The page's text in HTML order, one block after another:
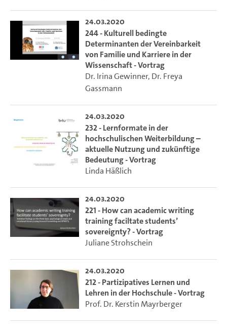
24.03.2020
244 - Kulturell bedingte
Determinanten der Vereinbarkeit
von Familie und Karriere in der
Wissenschaft - Vortrag
Dr. Irina Gewinner, Dr. Freya
Gassmann
24.03.2020
232 - Lernformate in der
hochschulischen Weiterbildung –
aktuelle Nutzung und zukünftige
Bedeutung - Vortrag
Linda Häßlich
24.03.2020
221 - How can academic writing
training faciltate students’
sovereignty? - Vortrag
Juliane Strohschein
24.03.2020
212 - Partizipatives Lernen und
Lehren in der Hochschule - Vortrag
Prof. Dr. Kerstin Mayrberger